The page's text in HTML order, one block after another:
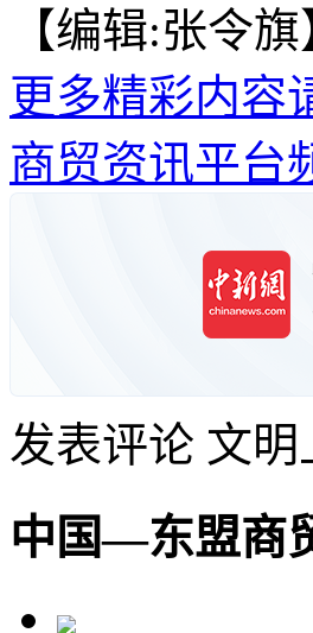
【编辑:张令旗
更多精彩内
商贸资讯平台
发表评论 文明
中国—东盟商